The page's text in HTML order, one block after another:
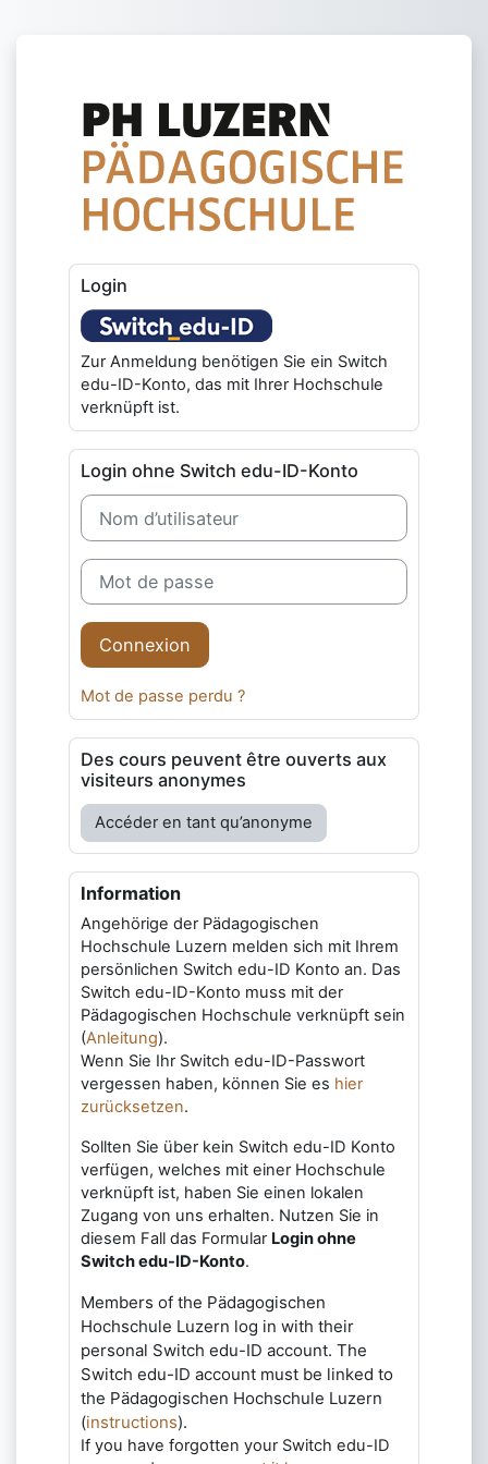
Connexion à Moodle der
Login
Zur Anmeldung benötigen Sie ein Switch
edu-ID-Konto, das mit Ihrer Hochschule
verknüpft ist.
Login ohne Switch edu-ID-Konto
Nom d’utilisateur
Mot de passe
Connexion
Mot de passe perdu ?
Des cours peuvent être ouverts aux
visiteurs anonymes
Accéder en tant qu’anonyme
Information
Angehörige der Pädagogischen
Hochschule Luzern melden sich mit Ihrem
persönlichen Switch edu-ID Konto an. Das
Switch edu-ID-Konto muss mit der
Pädagogischen Hochschule verknüpft sein
(Anleitung).
Wenn Sie Ihr Switch edu-ID-Passwort
vergessen haben, können Sie es hier
zurücksetzen.
Sollten Sie über kein Switch edu-ID Konto
verfügen, welches mit einer Hochschule
verknüpft ist, haben Sie einen lokalen
Zugang von uns erhalten. Nutzen Sie in
diesem Fall das Formular Login ohne
Switch edu-ID-Konto.
Members of the Pädagogischen
Hochschule Luzern log in with their
personal Switch edu-ID account. The
Switch edu-ID account must be linked to
the Pädagogischen Hochschule Luzern
(instructions).
If you have forgotten your Switch edu-ID